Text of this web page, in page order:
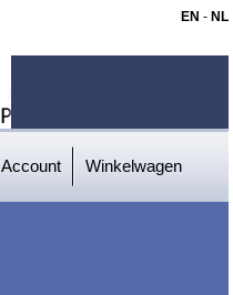
EN - NL
Account Winkelwagen